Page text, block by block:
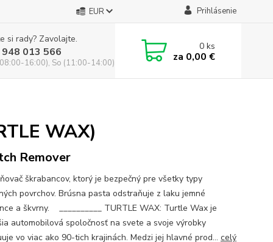
EUR Prihlásenie
si rady? Zavolajte.
013 566
16:00), So (11:00-14:00)
0ks
za 0,00 €
WAX)
Remover
škrabancov, ktorý je bezpečný pre všetky typy
povrchov. Brúsna pasta odstraňuje z laku jemné
a škvrny. __________ TURTLE WAX: Turtle Wax je
automobilová spoločnosť na svete a svoje výrobky
vo viac ako 90-tich krajinách. Medzi jej hlavné prod... celý